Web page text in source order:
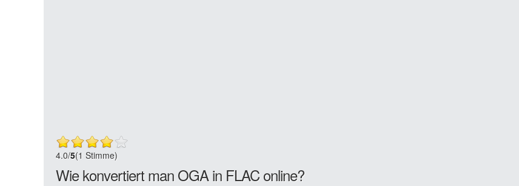
4.0/5(1 Stimme)
Wie konvertiert man OGA in FLAC online?